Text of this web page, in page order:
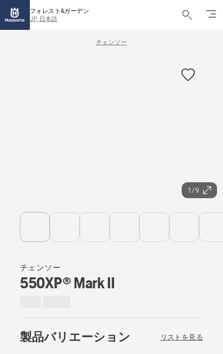
フォレスト&ガーデン
JP, 日本語
チェンソー
1/9
チェンソー
550XP® Mark II
製品バリエーション リストを見る